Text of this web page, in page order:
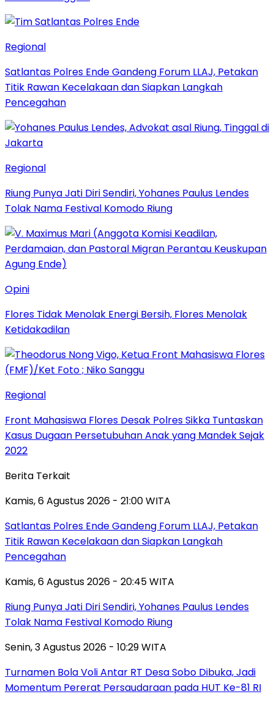
Regional
Satlantas Polres Ende Gandeng Forum LLAJ, Petakan
Titik Rawan Kecelakaan dan Siapkan Langkah
Pencegahan
Regional
Riung Punya Jati Diri Sendiri, Yohanes Paulus Lendes
Tolak Nama Festival Komodo Riung
Opini
Flores Tidak Menolak Energi Bersih, Flores Menolak
Ketidakadilan
Regional
Front Mahasiswa Flores Desak Polres Sikka Tuntaskan
Kasus Dugaan Persetubuhan Anak yang Mandek Sejak
2022
Berita Terkait
Kamis, 6 Agustus 2026 - 21:00 WITA
Satlantas Polres Ende Gandeng Forum LLAJ, Petakan
Titik Rawan Kecelakaan dan Siapkan Langkah
Pencegahan
Kamis, 6 Agustus 2026 - 20:45 WITA
Riung Punya Jati Diri Sendiri, Yohanes Paulus Lendes
Tolak Nama Festival Komodo Riung
Senin, 3 Agustus 2026 - 10:29 WITA
Turnamen Bola Voli Antar RT Desa Sobo Dibuka, Jadi
Momentum Pererat Persaudaraan pada HUT Ke-81 RI